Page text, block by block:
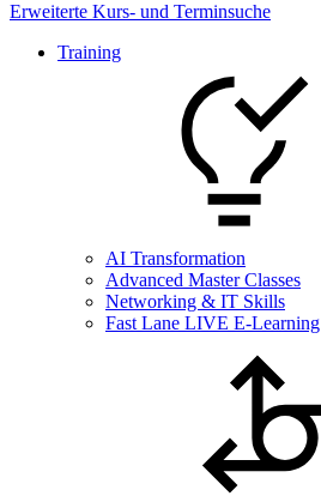
Erweiterte Kurs- und Terminsuche
Training
AI Transformation
Advanced Master Classes
Networking & IT Skills
Fast Lane LIVE E-Learning